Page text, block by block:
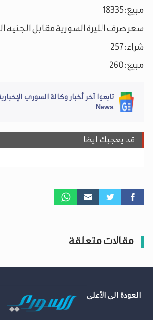
مبيع: 18335
سعر صرف الليرة السورية مقابل
شراء: 257
مبيع: 260
News
قد يعجبك ايضا
مقالات متعلقة
العودة الى الأعلى